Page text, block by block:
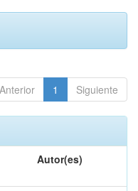
Anterior 1 Siguiente
Autor(es)